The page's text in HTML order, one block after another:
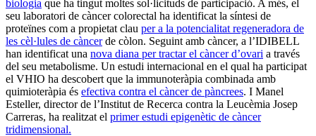
biologia que ha tingut moltes sol·licituds de participació. A més, el
seu laboratori de càncer colorectal ha identificat la síntesi de
proteïnes com a propietat clau per a la potencialitat regeneradora de
les cèl·lules de càncerde còlon. Seguint amb càncer, a l’IDIBELL
han identificat una nova diana per tractar el càncer d’ovari a través
del seu metabolisme. Un estudi internacional en el qual ha participat
el VHIO ha descobert que la immunoteràpia combinada amb
quimioteràpia és efectiva contra el càncer de pàncrees. I Manel
Esteller, director de l’Institut de Recerca contra la Leucèmia Josep
Carreras, ha realitzat el primer estudi epigenètic de càncer
tridimensional.